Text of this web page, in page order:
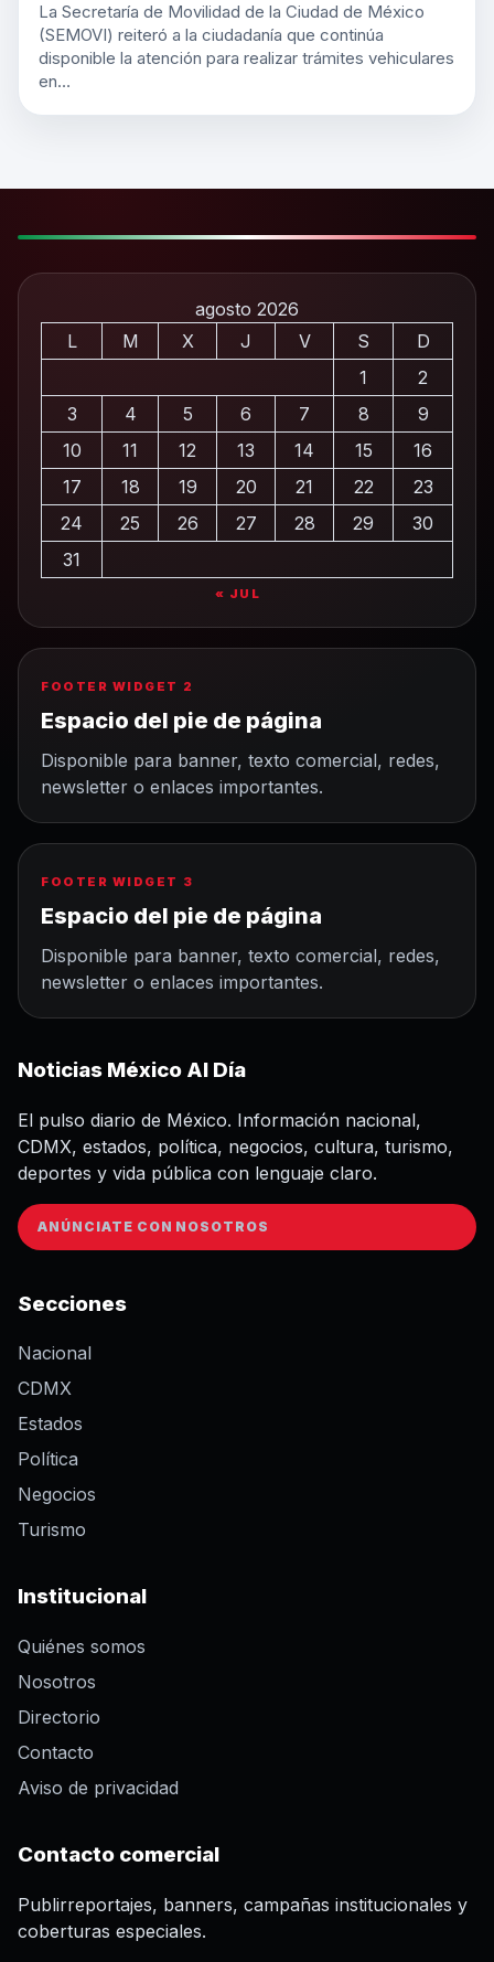
La Secretaría de Movilidad de la Ciudad de México
(SEMOVI) reiteró a la ciudadanía que continúa
disponible la atención para realizar trámites vehiculares
en…
agosto 2026
L
M X J V S
D
1
2
3
4 5 6 7 8
9
10
11 12 13 14 15
16
17
18 19 20 21 22
23
24
25 26 27 28 29
30
31
« JUL
FOOTER WIDGET 2
Espacio del pie de página
Disponible para banner, texto comercial, redes,
newsletter o enlaces importantes.
FOOTER WIDGET 3
Espacio del pie de página
Disponible para banner, texto comercial, redes,
newsletter o enlaces importantes.
Noticias México Al Día
El pulso diario de México. Información nacional,
CDMX, estados, política, negocios, cultura, turismo,
deportes y vida pública con lenguaje claro.
ANÚNCIATE CON NOSOTROS
Secciones
Nacional
CDMX
Estados
Política
Negocios
Turismo
Institucional
Quiénes somos
Nosotros
Directorio
Contacto
Aviso de privacidad
Contacto comercial
Publirreportajes, banners, campañas institucionales y
coberturas especiales.